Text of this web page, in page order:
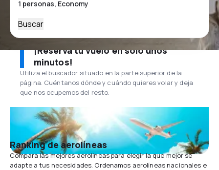
Buscar
¡Reserva tu vuelo en solo unos
minutos!
Utiliza el buscador situado en la parte superior de la
página. Cuéntanos dónde y cuándo quieres volar y deja
que nos ocupemos del resto.
Ranking de aerolíneas
Compara las mejores aerolíneas para elegir la que mejor se
adapte a tus necesidades. Ordenamos aerolíneas nacionales e